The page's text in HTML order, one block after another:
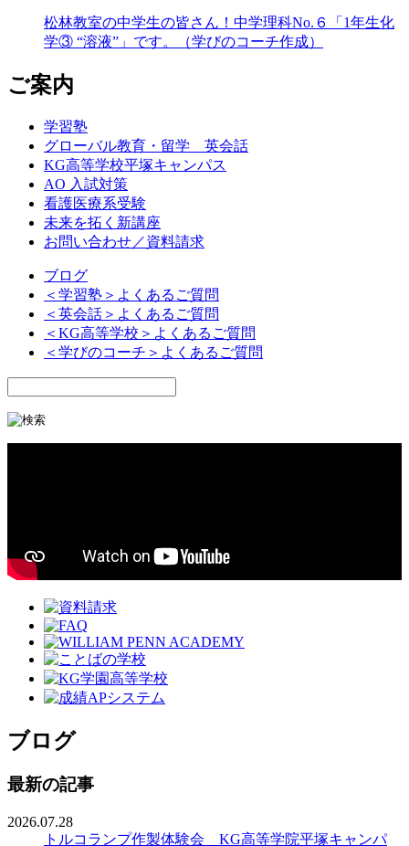
松林教室の中学生の皆さん！中学理科No.６「1年生化
学③ “溶液”」です。（学びのコーチ作成）
ご案内
学習塾
グローバル教育・留学 英会話
KG高等学校平塚キャンパス
AO 入試対策
看護医療系受験
未来を拓く新講座
お問い合わせ／資料請求
ブログ
＜学習塾＞よくあるご質問
＜英会話＞よくあるご質問
＜KG高等学校＞よくあるご質問
＜学びのコーチ＞よくあるご質問
ブログ
最新の記事
2026.07.28
トルコランプ作製体験会 KG高等学院平塚キャンパ